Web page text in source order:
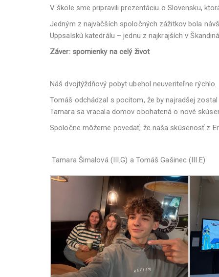
V škole sme pripravili prezentáciu o Slovensku,
Jedným z najväčších spoločných zážitkov bola
Uppsalskú katedrálu – jednu z najkrajších v
Záver: spomienky na celý život
Náš dvojtýždňový pobyt ubehol neuveriteľne
Tomáš odchádzal s pocitom, že by najradšej
Tamara sa vracala domov obohatená o nové
Spoločne môžeme povedať, že naša skúsenosť z
Tamara Šimalová (III.G) a Tomáš Gašinec (III.E)